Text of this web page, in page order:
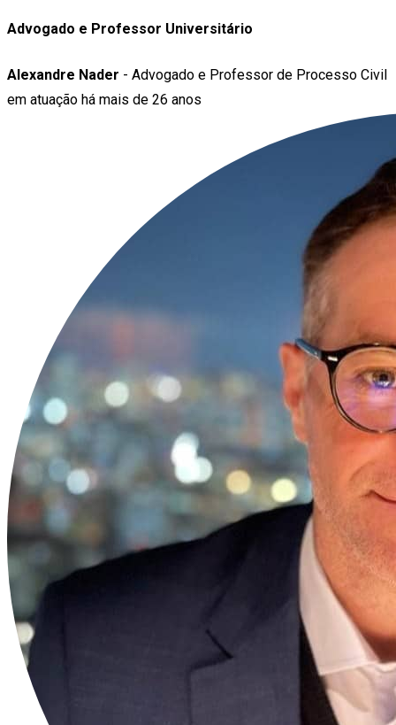
Advogado e Professor Universitário
Alexandre Nader - Advogado e Professor de Processo Civil
em atuação há mais de 26 anos